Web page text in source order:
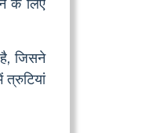
के लिए
है, जिसने
त्रुटियां